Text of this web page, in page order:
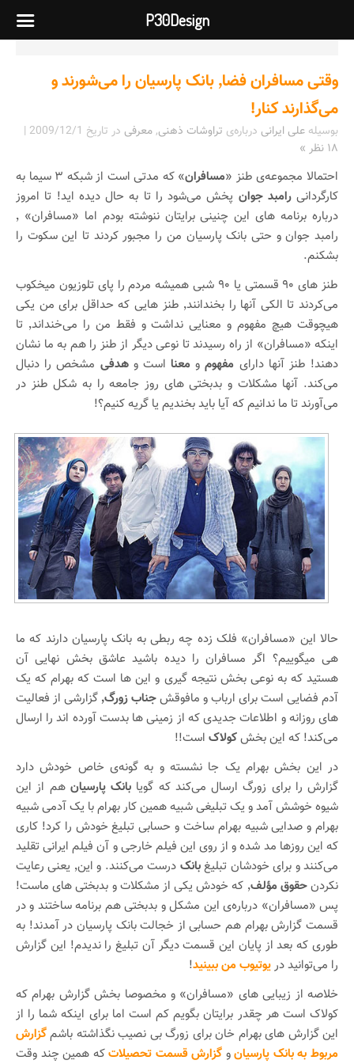
وقتی مسافران فضا٬ بانک پارسیان را می‌شورند و
می‌گذارند کنار!
بوسیله علی ایرانی درباره‌ی تراوشات ذهنی,معرفی در تاریخ 2009/12/1
|
۱۸ نظر »
احتمالا مجموعه‌ی طنز «مسافران
» که مدتی است از شبکه ۳ سیما به
کارگردانیرامبد جوان پخش می‌شود را تا به حال دیده اید! تا امروز
درباره برنامه های این چنینی برایتان ننوشته بودم اما «مسافران» ٬
رامبد جوان و حتی بانک پارسیان من را مجبور کردند تا این سکوت را
بشکنم.
طنز های ۹۰ قسمتی یا ۹۰ شبی همیشه مردم را پای تلوزیون میخکوب
می‌کردند تا الکی آنها را بخندانند٬ طنز هایی که حداقل برای من یکی
هیچوقت هیچ مفهوم و معنایی نداشت و فقط من را می‌خنداند٬ تا
اینکه «مسافران» از راه رسیدند تا نوعی دیگر از طنز را هم به ما نشان
دهند! طنز آنها دارای مفهومو معنا است وهدفی مشخص را دنبال
می‌کند. آنها مشکلات و بدبختی های روز جامعه را به شکل طنز در
می‌آورند تا ما ندانیم که آیا باید بخندیم یا گریه کنیم؟‍!
حالا این «مسافران» فلک زده چه ربطی به بانک پارسیان دارند که ما
هی میگوییم؟ اگر مسافران را دیده باشید عاشق بخش نهایی آن
هستید که به نوعی بخش نتیجه گیری و این ها است که بهرام که یک
آدم فضایی است برای ارباب و مافوقشجناب زورگ٬ گزارشی از فعالیت
های روزانه و اطلاعات جدیدی که از زمینی ها بدست آورده اند را ارسال
می‌کند! که این بخشکولاک است!!
در این بخش بهرام یک جا نشسته و به گونه‌ی خاص خودش دارد
گزارش را برای زورگ ارسال می‌کند که گویا بانک پارسیان هم از این
شیوه خوشش آمد و یک تبلیغی شبیه همین کار بهرام با یک آدمی شبیه
بهرام و صدایی شبیه بهرام ساخت و حسابی تبلیغ خودش را کرد! کاری
که این روزها مد شده و از روی این فیلم خارجی و آن فیلم ایرانی تقلید
می‌کنند و برای خودشان تبلیغبانک
درست می‌کنند. و این٬ یعنی رعایت
نکردنحقوق مؤلف ٬ که خودش یکی از مشکلات و بدبختی های ماست!
پس «مسافران» درباره‌ی این مشکل و بدبختی هم برنامه ساختند و در
قسمت گزارش بهرام هم حسابی از خجالت بانک پارسیان در آمدند! به
طوری که بعد از پایان این قسمت دیگر آن تبلیغ را ندیدم! این گزارش
را می‌توانید دریوتیوب من ببینید!
خلاصه از زیبایی های «مسافران» و مخصوصا بخش گزارش بهرام که
کولاک است هر چقدر برایتان بگویم کم است اما برای اینکه شما را از
این گزارش های بهرام خان برای زورگ بی نصیب نگذاشته باشمگزارش
مربوط به بانک پارسیانو گزارش قسمت تحصیلاتکه همین چند وقت
P30Design